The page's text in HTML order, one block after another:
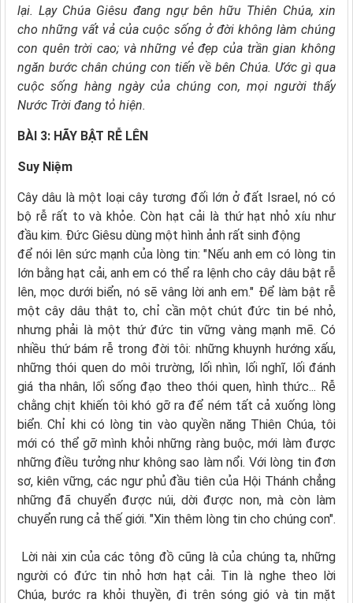
lại. Lạy Chúa Giêsu đang ngự bên hữu Thiên Chúa,xin
cho những vất vả của cuộc sống ở đời không làm chúng
con quên trời cao; và những vẻ đẹp của trần gian không
ngăn bước chân chúng con tiến về bên Chúa. Ước gì qua
cuộc sống hàng ngày của chúng con, mọi người thấy
Nước Trời đang tỏ hiện.
BÀI 3: HÃY BẬT RỄ LÊN
Suy Niệm
Cây dâu là một loại cây tương đối lớn ở đất Israel, nó có
bộ rễ rất to và khỏe. Còn hạt cải là thứ hạt nhỏ xíu như
đầu kim. Ðức Giêsu dùng một hình ảnh rất sinh động
để nói lên sức mạnh của lòng tin: "Nếu anh em có lòng tin
lớn bằng hạt cải, anh em có thể ra lệnh cho cây dâu bật rễ
lên, mọc dưới biển, nó sẽ vâng lời anh em." Ðể làm bật rễ
một cây dâu thật to, chỉ cần một chút đức tin bé nhỏ,
nhưng phải là một thứ đức tin vững vàng mạnh mẽ. Có
nhiều thứ bám rễ trong đời tôi: những khuynh hướng xấu,
những thói quen do môi trường, lối nhìn, lối nghĩ, lối đánh
giá tha nhân, lối sống đạo theo thói quen, hình thức... Rễ
chằng chịt khiến tôi khó gỡ ra để ném tất cả xuống lòng
biển. Chỉ khi có lòng tin vào quyền năng Thiên Chúa, tôi
mới có thể gỡ mình khỏi những ràng buộc, mới làm được
những điều tưởng như không sao làm nổi. Với lòng tin đơn
sơ, kiên vững, các ngư phủ đầu tiên của Hội Thánh chẳng
những đã chuyển được núi, dời được non, mà còn làm
chuyển rung cả thế giới. "Xin thêm lòng tin cho chúng con".
Lời nài xin của các tông đồ cũng là của chúng ta, những
người có đức tin nhỏ hơn hạt cải. Tin là nghe theo lời
Chúa, bước ra khỏi thuyền, đi trên sóng gió và tin mặt